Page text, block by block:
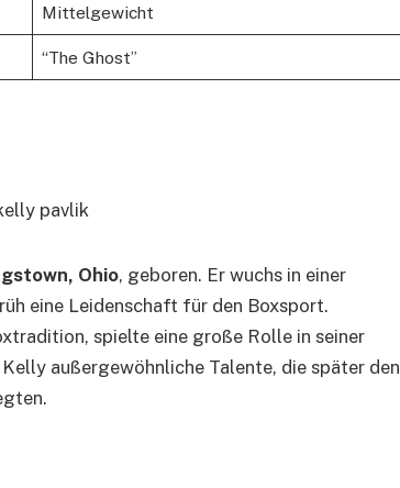
Mittelgewicht
“The Ghost”
Ohio, geboren. Er wuchs in einer
eine Leidenschaft für den Boxsport.
spielte eine große Rolle in seiner
außergewöhnliche Talente, die später den